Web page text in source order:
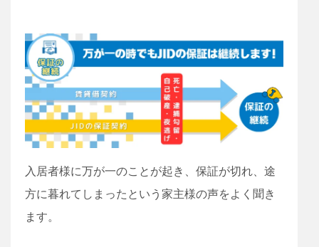
入居者様に万が一のことが起き、保証が切れ、途
方に暮れてしまったという家主様の声をよく聞き
ます。